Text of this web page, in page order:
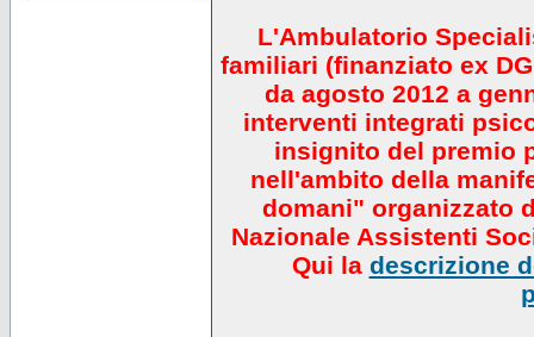
L'Ambulatorio
familiari (finanziato ex
da agosto 2012 a
interventi integrati
insignito del premio
nell'ambito della
domani" organizzato
Nazionale Assistenti
Qui la descrizione